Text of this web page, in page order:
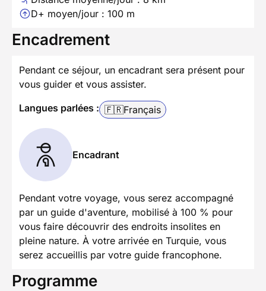
D+ moyen/jour : 100 m
Encadrement
Pendant ce séjour, un encadrant sera présent pour
vous guider et vous assister.
Langues parlées : 🇫🇷Français
Encadrant
Pendant votre voyage, vous serez accompagné
par un guide d'aventure, mobilisé à 100 % pour
vous faire découvrir des endroits insolites en
pleine nature. À votre arrivée en Turquie, vous
serez accueillis par votre guide francophone.
Programme